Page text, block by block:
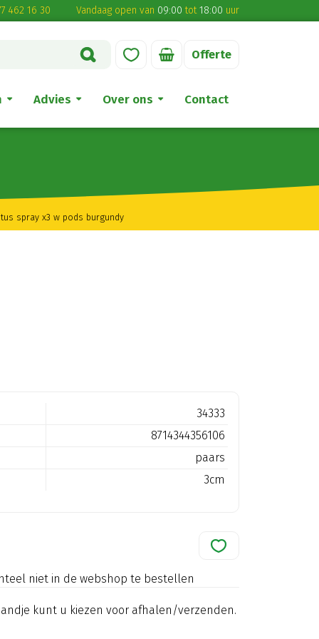
spray x3 w pods burgundy
462 16 30 Vandaag open van 09:00 tot18:00 uur
Offerte
Advies Over ons Contact
34333
8714344356106
paars
3cm
niet in de webshop te bestellen
kunt u kiezen voor afhalen/verzenden.